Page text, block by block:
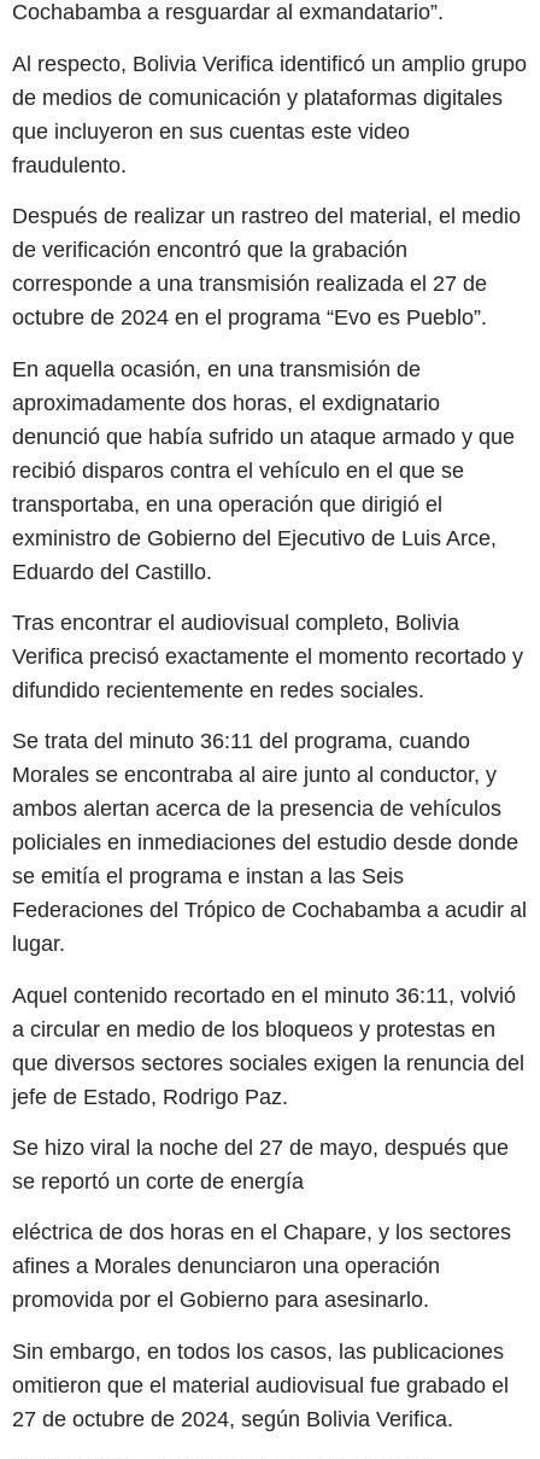
Cochabamba a resguardar al exmandatario”.
Al respecto, Bolivia Verifica identificó un amplio grupo
de medios de comunicación y plataformas digitales
que incluyeron en sus cuentas este video
fraudulento.
Después de realizar un rastreo del material, el medio
de verificación encontró que la grabación
corresponde a una transmisión realizada el 27 de
octubre de 2024 en el programa “Evo es Pueblo”.
En aquella ocasión, en una transmisión de
aproximadamente dos horas, el exdignatario
denunció que había sufrido un ataque armado y que
recibió disparos contra el vehículo en el que se
transportaba, en una operación que dirigió el
exministro de Gobierno del Ejecutivo de Luis Arce,
Eduardo del Castillo.
Tras encontrar el audiovisual completo, Bolivia
Verifica precisó exactamente el momento recortado y
difundido recientemente en redes sociales.
Se trata del minuto 36:11 del programa, cuando
Morales se encontraba al aire junto al conductor, y
ambos alertan acerca de la presencia de vehículos
policiales en inmediaciones del estudio desde donde
se emitía el programa e instan a las Seis
Federaciones del Trópico de Cochabamba a acudir al
lugar.
Aquel contenido recortado en el minuto 36:11, volvió
a circular en medio de los bloqueos y protestas en
que diversos sectores sociales exigen la renuncia del
jefe de Estado, Rodrigo Paz.
Se hizo viral la noche del 27 de mayo, después que
se reportó un corte de energía
eléctrica de dos horas en el Chapare, y los sectores
afines a Morales denunciaron una operación
promovida por el Gobierno para asesinarlo.
Sin embargo, en todos los casos, las publicaciones
omitieron que el material audiovisual fue grabado el
27 de octubre de 2024, según Bolivia Verifica.